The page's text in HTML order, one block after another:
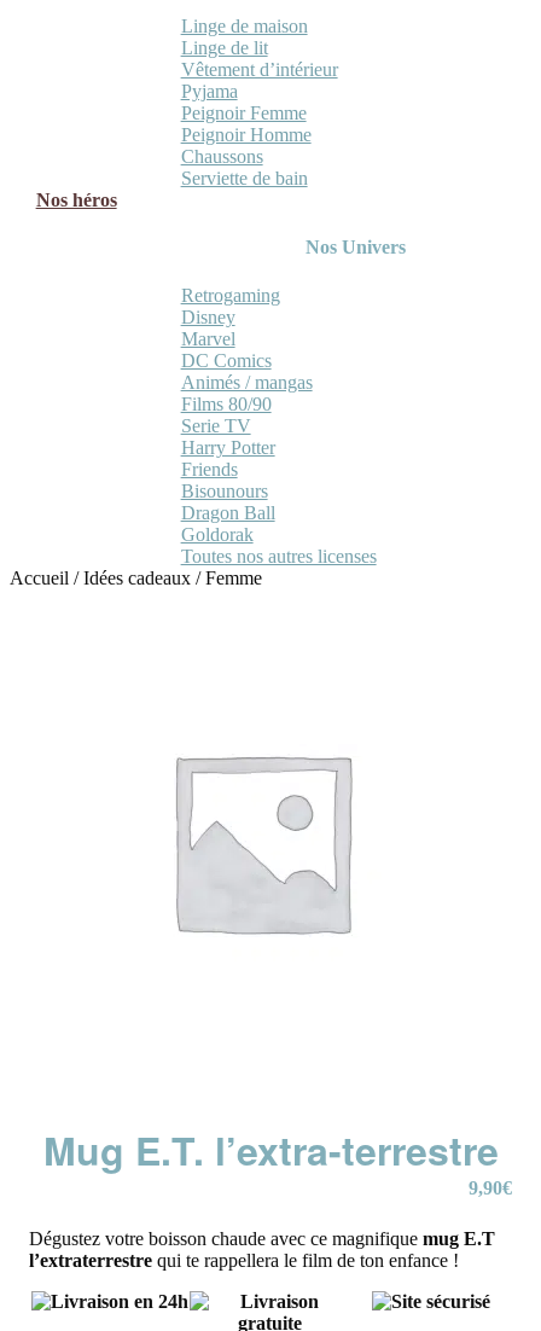
Linge de maison
Linge de lit
Vêtement d’intérieur
Pyjama
Peignoir Femme
Peignoir Homme
Chaussons
Serviette de bain
Nos héros
Nos Univers
Retrogaming
Disney
Marvel
DC Comics
Animés / mangas
Films 80/90
Serie TV
Harry Potter
Friends
Bisounours
Dragon Ball
Goldorak
Toutes nos autres licenses
Accueil /Idées cadeaux /Femme
Mug E.T. l’extra-terrestre
9,90€
Dégustez votre boisson chaude avec ce magnifique mug E.T
l’extraterrestre qui te rappellera le film de ton enfance !